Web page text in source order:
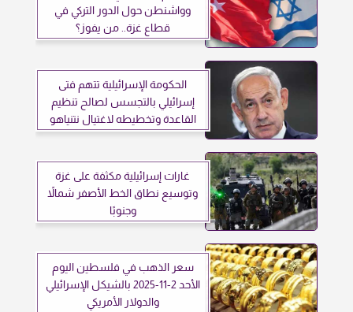
وواشنطن حول الدور التركي في
قطاع غزة.. من يفوز؟
الحكومة الإسرائيلية تتهم فتى
إسرائيلي بالتجسس لصالح تنظيم
القاعدة وتخطيطه لاغتيال نتنياهو
غارات إسرائيلية مكثفة على غزة
وتوسيع نطاق الخط الأصفر شمالاً
وجنوبًا
سعر الذهب في فلسطين اليوم
الأحد 2-11-2025 بالشيكل الإسرائيلي
والدولار الأمريكي